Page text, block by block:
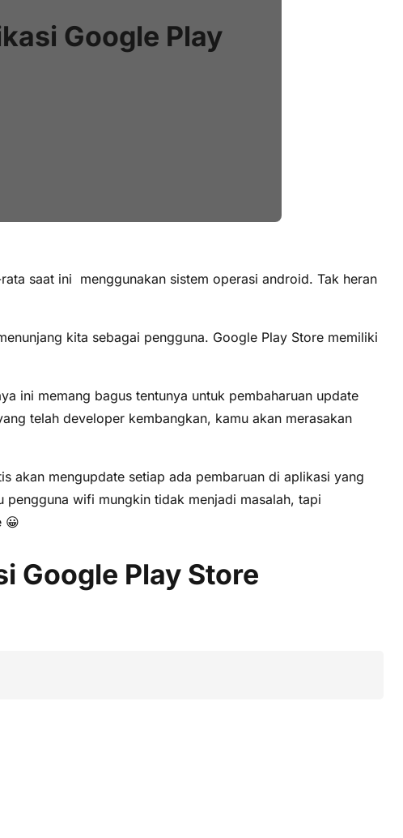
Google Play
saat ini menggunakan sistem operasi android. Tak heran
kita sebagai pengguna. Google Play Store memiliki
ini memang bagus tentunya untuk pembaharuan update
telah developer kembangkan, kamu akan merasakan
akan mengupdate setiap ada pembaruan di aplikasi yang
wifi mungkin tidak menjadi masalah, tapi
😀
Google Play Store